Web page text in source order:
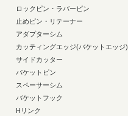
ロックピン・ラバーピン
止めピン・リテーナー
アダプターシム
カッティングエッジ(バケットエッジ)
サイドカッター
バケットピン
スペーサーシム
バケットフック
Hリンク